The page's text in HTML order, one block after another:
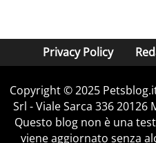
Privacy Policy
Copyright © 2025
Srl - Viale Sarca 336 20126
Questo blog non è una
viene aggiornato senza